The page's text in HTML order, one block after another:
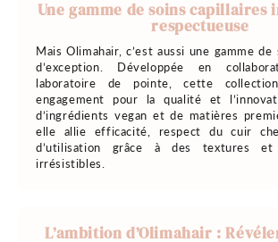
Une gamme de soins capillaires
respectueuse
Mais Olimahair, c’est aussi une gamme de
d’exception. Développée en
laboratoire de pointe, cette
engagement pour la qualité et
d’ingrédients vegan et de matières
elle allie efficacité, respect du cuir
d’utilisation grâce à des textures et
irrésistibles.
L’ambition d’Olimahair :